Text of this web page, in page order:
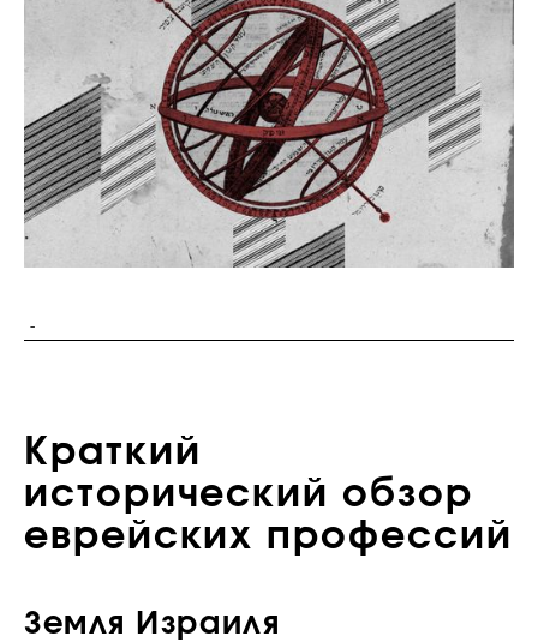
-
Краткий
исторический обзор
еврейских профессий
Земля Израиля